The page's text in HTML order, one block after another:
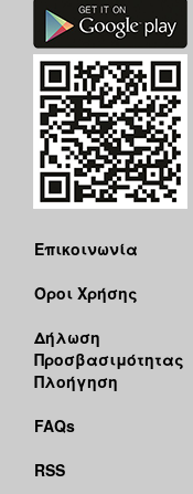
Επικοινωνία
Όροι Χρήσης
Δήλωση
Προσβασιμότητας
Πλοήγηση
FAQs
RSS